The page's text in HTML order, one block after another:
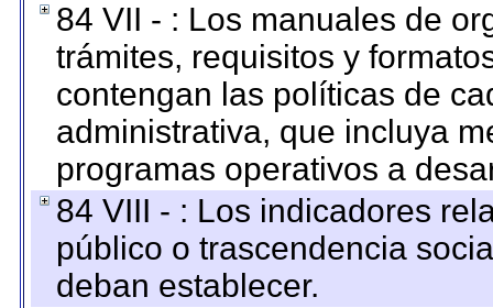
84 VII - : Los manuales de
trámites, requisitos y
contengan las políticas de
administrativa, que incluya
programas operativos a
84 VIII - : Los indicadores
público o trascendencia
deban establecer.